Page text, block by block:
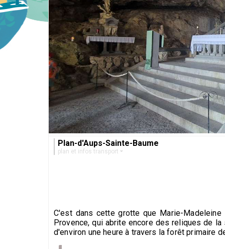
Plan-d'Aups-Sainte-Baume
plan et infos transport
C'est dans cette grotte que Marie-
Provence, qui abrite encore des reliques de
d'environ une heure à travers la forêt primaire